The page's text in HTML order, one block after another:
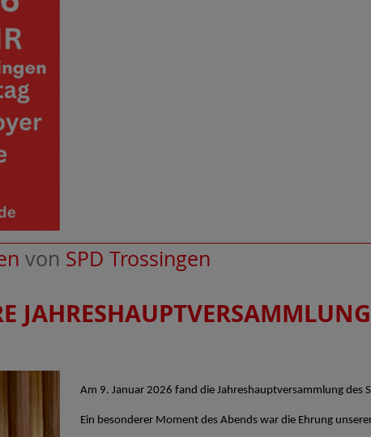
von SPD Trossingen
Am 9. Januar 2026 fand die Jahreshauptversammlung des
Ein besonderer Moment des Abends war die Ehrung